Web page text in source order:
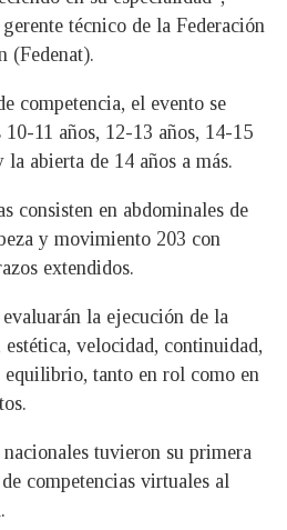
técnico de la Federación
(Fedenat).
competencia, el evento se
11 años, 12-13 años, 14-15
abierta de 14 años a más.
consisten en abdominales de
y movimiento 203 con
extendidos.
la ejecución de la
velocidad, continuidad,
tanto en rol como en
tuvieron su primera
competencias virtuales al